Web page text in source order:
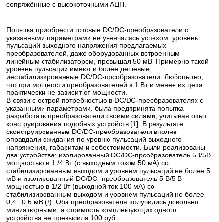
сопряжённые с высокоточными АЦП.
Попытка приобрести готовые DC/DC-преобразователи с
указанными параметрами не увенчалась успехом: уровень
пульсаций выходного напряжения предлагаемых
преобразователей, даже оборудованных встроенным
линейным стабилизатором, превышал 50 мВ. Примерно такой
уровень пульсаций имеют и более дешевые,
иестабилизированные DC/DC-прсобразователи. Любопытно,
что при мощности преобразователей в 1 Вт и менее их цепа
практически не зависит от мощности.
В связи с острой потребностью в DC/DC-преобразователях с
указанными параметрами, была предпринята попытка
разработать преобразователи своими силами, учитывая опыт
конструирования подобных устройств [1]. В результате
сконструированные DC/DC-преобразователи вполне
оправдали ожидания по уровню пульсаций выходного
напряжения, габаритам и себестоимости. Были реализованы
два устройства: изолированный DC/DC-прсобразователь 5В/5В
мощностью в 1 /4 Вт (с выходным током 50 мА) со
стабилизированным выходом и уровнем пульсаций не более 5
мВ и изолированный DC/DC- преобразователь 5 В/5 В
мощностью в 1/2 Вт (выходной ток 100 мА) со
стабилизированным выходом и уровнем пульсаций не более
0,4...0,6 мВ (!). Оба преобразователя получились довольно
миниатюрными, а стоимость комплектующих одного
устройства не превысила 100 руб.